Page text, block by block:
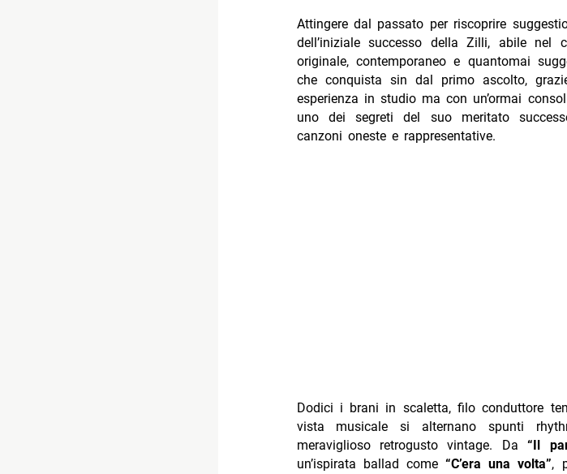
Attingere dal passato per riscoprire
dell’iniziale successo della Zilli, abile
originale, contemporaneo e quantomai
che conquista sin dal primo ascolto,
esperienza in studio ma con un’ormai
uno dei segreti del suo meritato
canzoni oneste e rappresentative.
Dodici i brani in scaletta, filo conduttore
vista musicale si alternano spunti
meraviglioso retrogusto vintage. Da“Il
un’ispirata ballad come“C’era una volta”,